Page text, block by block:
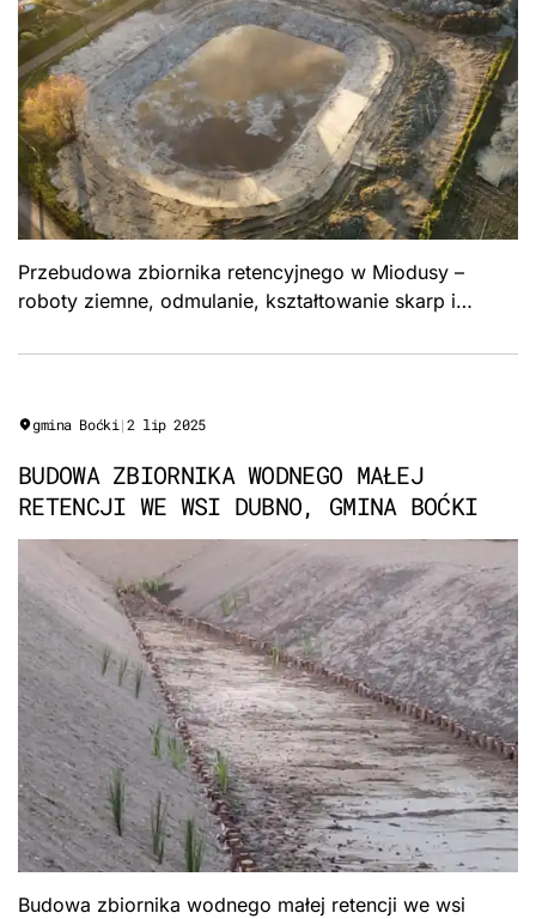
Przebudowa zbiornika retencyjnego w Miodusy –
roboty ziemne, odmulanie, kształtowanie skarp i
wybuduj", Gmina Gozdowo.
gmina Boćki |2 lip 2025
BUDOWA ZBIORNIKA WODNEGO MAŁEJ
RETENCJI WE WSI DUBNO, GMINA BOĆKI
Budowa zbiornika wodnego małej retencji we wsi